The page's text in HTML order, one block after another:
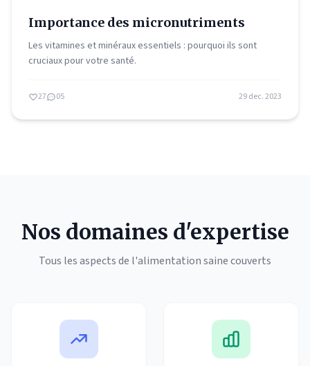
Importance des micronutriments
Les vitamines et minéraux essentiels : pourquoi ils sont
cruciaux pour votre santé.
27 05 29 dec. 2023
Nos domaines d'expertise
Tous les aspects de l'alimentation saine couverts